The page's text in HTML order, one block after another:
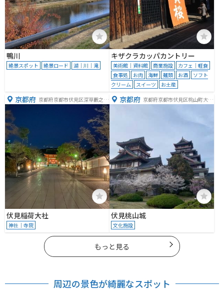
鴨川
絶景スポット 絶景ロード 湖｜川｜滝
キザクラカッパカントリー
美術館｜資料館 商業施設
カフェ｜軽食
食事処
お肉 海鮮 麺類 お酒
ソフト
クリーム
スイーツ お土産
京都府 京都府京都市伏見区深草藪之内
伏見稲荷大社
神社｜寺院
京都府 京都府京都市伏見区桃山町大蔵
伏見桃山城
文化施設
もっと見る
周辺の景色が綺麗なスポット